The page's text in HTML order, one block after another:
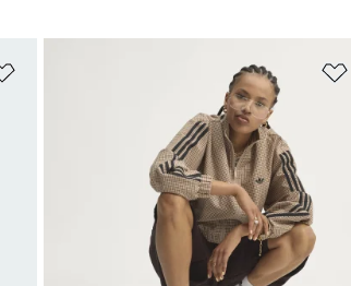
Ajouter à la Liste de produits favoris